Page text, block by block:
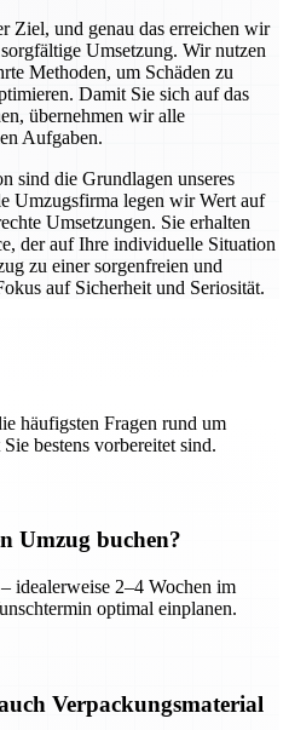
Ziel, und genau das erreichen wir
Umsetzung. Wir nutzen
Methoden, um Schäden zu
Damit Sie sich auf das
übernehmen wir alle
Aufgaben.
sind die Grundlagen unseres
Umzugsfirma legen wir Wert auf
Umsetzungen. Sie erhalten
der auf Ihre individuelle Situation
zu einer sorgenfreien und
auf Sicherheit und Seriosität.
häufigsten Fragen rund um
bestens vorbereitet sind.
Umzug buchen?
idealerweise 2–4 Wochen im
optimal einplanen.
Verpackungsmaterial